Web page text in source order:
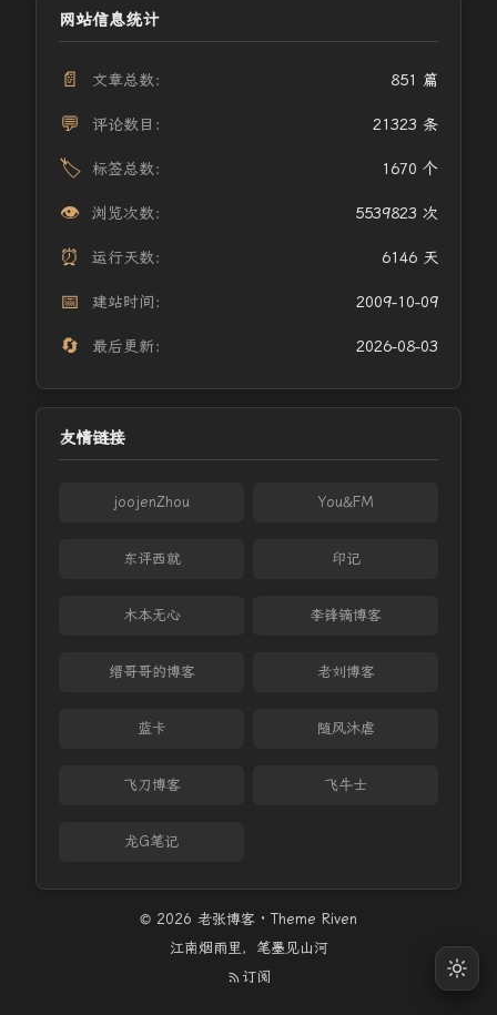
网站信息统计
📄 文章总数： 851 篇
💬 评论数目： 21323 条
🏷️ 标签总数： 1670 个
👁️ 浏览次数： 5539823 次
⏰ 运行天数： 6146 天
📅 建站时间： 2009-10-09
🔄 最后更新： 2026-08-03
友情链接
joojenZhou You&FM
东评西就 印记
木本无心 李锋镝博客
缙哥哥的博客 老刘博客
蓝卡 随风沐虐
飞刀博客 飞牛士
龙G笔记
© 2026 老张博客 · Theme Riven
江南烟雨里，笔墨见山河
订阅